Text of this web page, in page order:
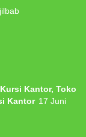
Kantor, Toko
Kantor 17 Juni